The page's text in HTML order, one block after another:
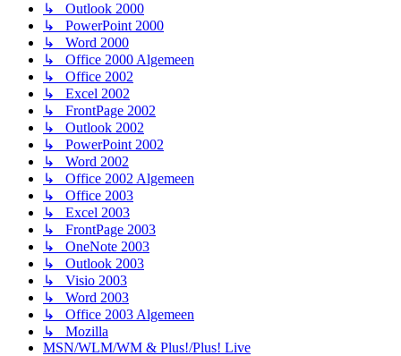
↳ Outlook 2000
↳ PowerPoint 2000
↳ Word 2000
↳ Office 2000 Algemeen
↳ Office 2002
↳ Excel 2002
↳ FrontPage 2002
↳ Outlook 2002
↳ PowerPoint 2002
↳ Word 2002
↳ Office 2002 Algemeen
↳ Office 2003
↳ Excel 2003
↳ FrontPage 2003
↳ OneNote 2003
↳ Outlook 2003
↳ Visio 2003
↳ Word 2003
↳ Office 2003 Algemeen
↳ Mozilla
MSN/WLM/WM & Plus!/Plus! Live